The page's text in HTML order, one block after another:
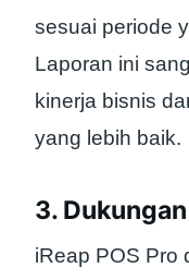
sesuai periode
Laporan ini
kinerja bisnis
yang lebih baik.
3.
iReap POS Pro